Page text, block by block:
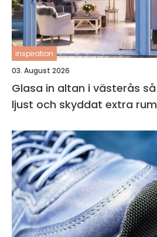
inspiration
03. August 2026
Glasa in altan i västerås så skapar du ett
ljust och skyddat extra rum